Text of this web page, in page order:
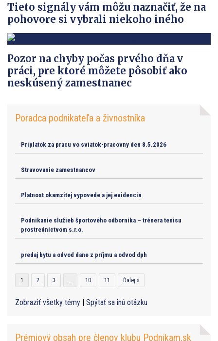
Tieto signály vám môžu naznačiť, že na
pohovore si vybrali niekoho iného
Pozor na chyby počas prvého dňa v
práci, pre ktoré môžete pôsobiť ako
neskúsený zamestnanec
Poradca podnikateľa a živnostníka
Priplatok za pracu vo sviatok-pracovny den 8.5.2026
Stravovanie zamestnancov
Platnost okamzitej vypovede a jej evidencia
Podnikanie služieb športového odborníka – trénera tenisu
prostredníctvom s.r.o.
predaj bytu a odvod dane z príjmu a odvod dph
1 2 3 … 10 11 Ďalej »
Zobraziť všetky témy | Spýtať sa inú otázku
Prémiový obsah pre členov klubu Podnikam.sk